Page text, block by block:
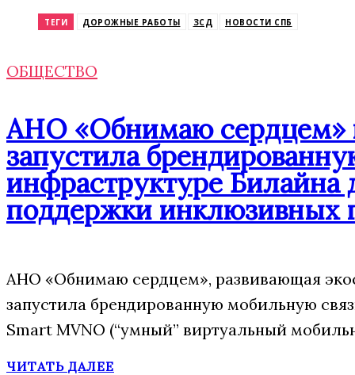
ТЕГИ ДОРОЖНЫЕ РАБОТЫ ЗСД НОВОСТИ СПБ
ОБЩЕСТВО
АНО «Обнимаю сердцем»
запустила
инфраструктуре Билайна
поддержки инклюзивных
АНО «Обнимаю сердцем», развивающая
запустила брендированную мобильную
Smart MVNO (“умный” виртуальный
ЧИТАТЬ ДАЛЕЕ